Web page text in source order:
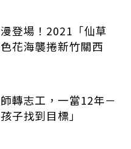
登場！2021「仙草
花海襲捲新竹關西
轉志工，一當12年－
子找到目標」